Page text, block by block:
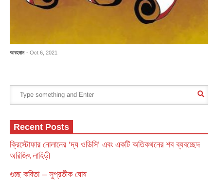
আবহমান - Oct 6, 2021
Recent Posts
ক্রিস্টোফার নোলানের ‘দ্য ওডিসি’ এবং একটি অতিকথনের শব ব্যবচ্ছেদ
অরিজিৎ লাহিড়ী
গুচ্ছ কবিতা – সুপ্রতীক ঘোষ